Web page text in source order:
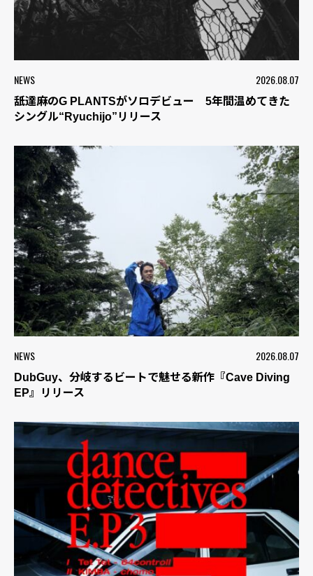
NEWS 2026.08.07
舐達麻のG PLANTSがソロデビュー 5年間温めてきた
シングル“Ryuchijo”リリース
NEWS 2026.08.07
DubGuy、分岐するビートで魅せる新作『Cave Diving
EP』リリース